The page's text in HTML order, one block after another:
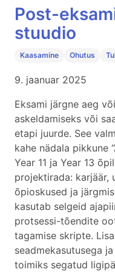
Post-
stuudio
Kaasamine Ohutus
9. jaanuar 2025
Eksami järgne aeg
askeldamiseks või
etapi juurde. See
kahe nädala pikkune
Year 11 ja Year 13
projektirada:
õpioskused ja
kasutab selgeid
protsessi-tõendite
tagamise skripte.
seadmekasutusega
toimiks segatud